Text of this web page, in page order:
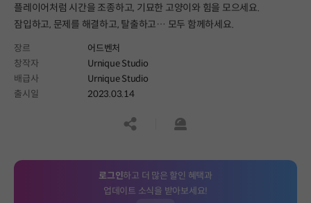
플레이어처럼 시간을 조종하고, 기묘한 고양이와 힘을 모으세요.
잠입하고, 문제를 해결하고, 탈출하고… 모두 함께하세요.
장르
어드벤처
창작자
Urnique Studio
배급사
Urnique Studio
출시일
2023.03.14
공유하기신고하기
로그인하고 더 많은 할인 혜택과
업데이트 소식을 받아보세요!